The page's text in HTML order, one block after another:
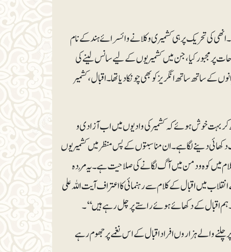
کی تحریک پر ہی کشمیری وکلا نے وائسرائے ہند کے نام
ت پر مجبور کیا، جن میں کشمیریوں کے لیے سانس لینے کی
ساتھ انگریز کو بھی چونکا دیا تھا۔ اقبال، کشمیر
کر بہت خوش ہوئے کہ کشمیر کی وادیوں میں اب آزادی و
دینے لگا ہے۔ان مناسبتوں کے پس منظر میں کشمیریوں
کلام میں کوہ ودمن میں آگ لگانے کی صلاحیت ہے۔یہ مُردہ
میں اقبال کے کلام سے رہنمائی کا اعتراف آیت اللہ علی
چلنے والے ہزاروں افراد اقبال کے اس نغمے پر جھوم رہے